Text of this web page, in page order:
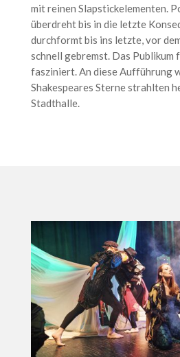
mit reinen Slapstickelementen.
überdreht bis in die letzte
durchformt bis ins letzte, vor
schnell gebremst. Das Publikum
fasziniert. An diese Aufführung
Shakespeares Sterne strahlten
Stadthalle.